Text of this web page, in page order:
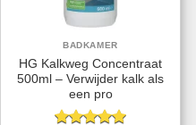
BADKAMER
HG Kalkweg Concentraat
500ml – Verwijder kalk als
een pro